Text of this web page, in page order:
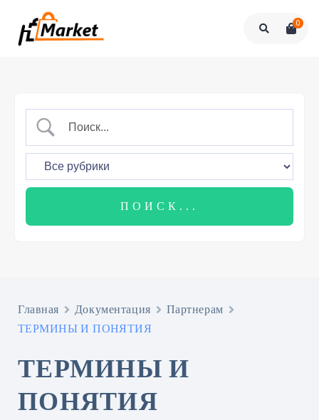
0
Главная Документация
Партнерам
ТЕРМИНЫ И ПОНЯТИЯ
ТЕРМИНЫ И
ПОНЯТИЯ